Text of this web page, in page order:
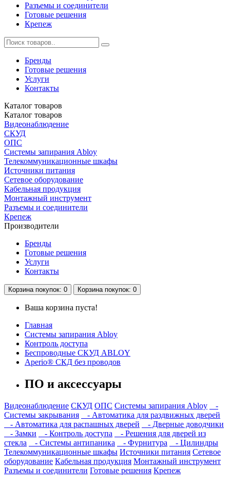
Разъемы и соединители
Готовые решения
Крепеж
Бренды
Готовые решения
Услуги
Контакты
Каталог товаров
Каталог товаров
Видеонаблюдение
СКУД
ОПС
Системы запирания Abloy
Телекоммуникационные шкафы
Источники питания
Сетевое оборудование
Кабельная продукция
Монтажный инструмент
Разъемы и соединители
Крепеж
Производители
Бренды
Готовые решения
Услуги
Контакты
Корзинапокупок: 0 Корзинапокупок: 0
Ваша корзина пуста!
Главная
Системы запирания Abloy
Контроль доступа
Беспроводные СКУД ABLOY
Aperio® СКД без проводов
ПО и аксессуары
Видеонаблюдение СКУД ОПС Системы запирания Abloy
-
Cистемы закрывания
- Автоматика для раздвижных дверей
- Автоматика для распашных дверей
- Дверные доводчики
- Замки
- Контроль доступа
- Решения для дверей из
стекла
- Системы антипаника - Фурнитура
- Цилиндры
Телекоммуникационные шкафы Источники питания Сетевое
оборудование Кабельная продукция Монтажный инструмент
Разъемы и соединители Готовые решения Крепеж